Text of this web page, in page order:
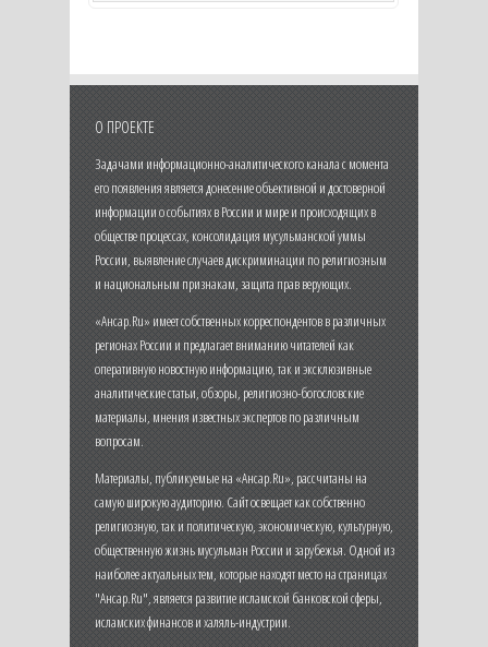
О ПРОЕКТЕ
Задачами информационно-аналитического канала с момента
его появления является донесение объективной и достоверной
информации о событиях в России и мире и происходящих в
обществе процессах, консолидация мусульманской уммы
России, выявление случаев дискриминации по религиозным
и национальным признакам, защита прав верующих.
«Ансар.Ru» имеет собственных корреспондентов в различных
регионах России и предлагает вниманию читателей как
оперативную новостную информацию, так и эксклюзивные
аналитические статьи, обзоры, религиозно-богословские
материалы, мнения известных экспертов по различным
вопросам.
Материалы, публикуемые на «Ансар.Ru», рассчитаны на
самую широкую аудиторию. Сайт освещает как собственно
религиозную, так и политическую, экономическую, культурную,
общественную жизнь мусульман России и зарубежья. Одной из
наиболее актуальных тем, которые находят место на страницах
"Ансар.Ru", является развитие исламской банковской сферы,
исламских финансов и халяль-индустрии.